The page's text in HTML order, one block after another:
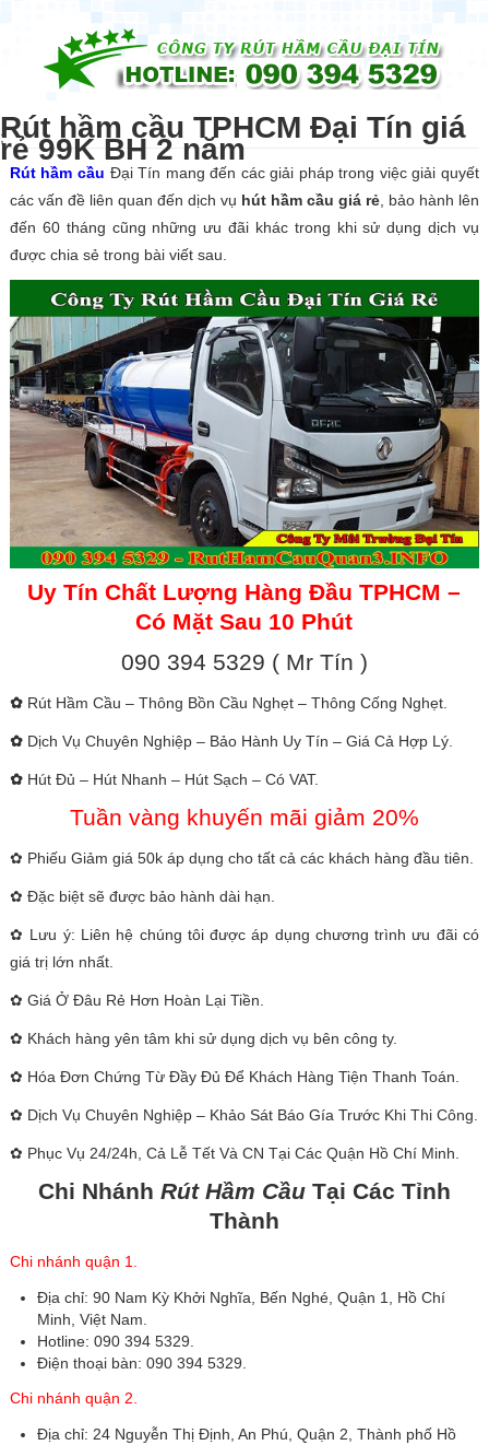
Rút hầm cầu TPHCM Đại Tín giá
rẻ 99K BH 2 năm
;
Rút hầm cầu Đại Tín mang đến các giải pháp trong việc giải quyết
các vấn đề liên quan đến dịch vụ hút hầm cầu giá rẻ , bảo hành lên
đến 60 tháng cũng những ưu đãi khác trong khi sử dụng dịch vụ
được chia sẻ trong bài viết sau.
Uy Tín Chất Lượng Hàng Đầu TPHCM –
Có Mặt Sau 10 Phút
090 394 5329 ( Mr Tín )
✿ Rút Hầm Cầu – Thông Bồn Cầu Nghẹt – Thông Cống Nghẹt.
✿ Dịch Vụ Chuyên Nghiệp – Bảo Hành Uy Tín – Giá Cả Hợp Lý.
✿ Hút Đủ – Hút Nhanh – Hút Sạch – Có VAT.
Tuần vàng khuyến mãi giảm 20%
✿ Phiếu Giảm giá 50k áp dụng cho tất cả các khách hàng đầu tiên.
✿ Đặc biệt sẽ được bảo hành dài hạn.
✿ Lưu ý: Liên hệ chúng tôi được áp dụng chương trình ưu đãi có
giá trị lớn nhất.
✿ Giá Ở Đâu Rẻ Hơn Hoàn Lại Tiền.
✿ Khách hàng yên tâm khi sử dụng dịch vụ bên công ty.
✿ Hóa Đơn Chứng Từ Đầy Đủ Để Khách Hàng Tiện Thanh Toán.
✿ Dịch Vụ Chuyên Nghiệp – Khảo Sát Báo Gía Trước Khi Thi Công.
✿ Phục Vụ 24/24h, Cả Lễ Tết Và CN Tại Các Quận Hồ Chí Minh.
Chi Nhánh Rút Hầm CầuTại Các Tỉnh
Thành
Chi nhánh quận 1.
Địa chỉ: 90 Nam Kỳ Khởi Nghĩa, Bến Nghé, Quận 1, Hồ Chí
Minh, Việt Nam.
Hotline: 090 394 5329.
Điện thoại bàn: 090 394 5329.
Chi nhánh quận 2.
Địa chỉ: 24 Nguyễn Thị Định, An Phú, Quận 2, Thành phố Hồ